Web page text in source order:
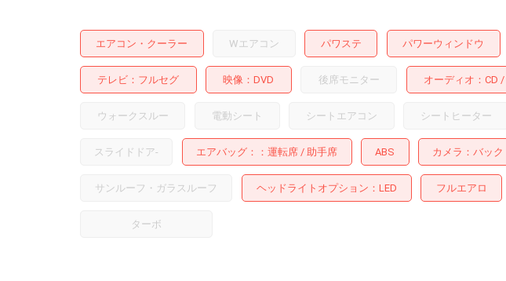
エアコン・クーラー Wエアコン パワステ パワーウィンドウ
テレビ フルセグ 映像 DVD 後席モニター オーディオ CD
ウォークスルー 電動シート シートエアコン シートヒーター
スライドドア- エアバッグ： 運転席 助手席 ABS カメラ バック
サンルーフ・ガラスルーフ ヘッドライトオプション LED フルエアロ
ターボ